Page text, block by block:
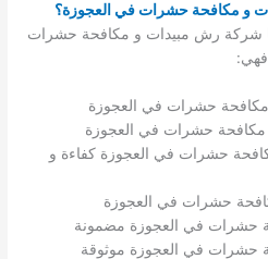
و مكافحة حشرات في العجوزة؟
شركة رش مبيدات و مكافحة حشرات
فهي:
حشرات في العجوزة
حشرات في العجوزة
حشرات في العجوزة كفاءة و
حشرات في العجوزة
حشرات في العجوزة مضمونة
في العجوزة موثوقة